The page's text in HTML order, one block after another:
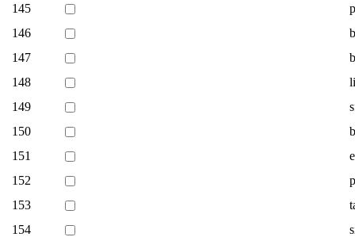
145
146
147
148
149
150
151
152
153
154